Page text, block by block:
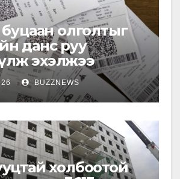
олголтыг
данс руу
эхэлжээ
BUZZNEWS
холбоотой